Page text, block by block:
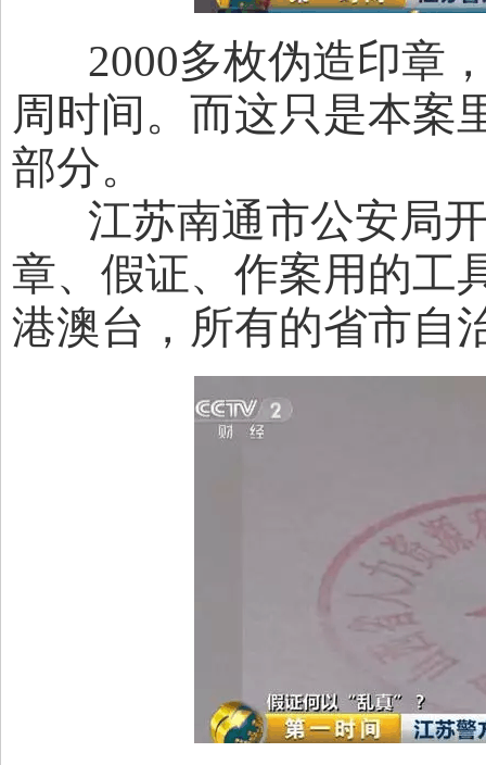
2000多枚伪造印章，
周时间。而这只是本案
部分。
江苏南通市公安局开
章、假证、作案用的工
港澳台，所有的省市自